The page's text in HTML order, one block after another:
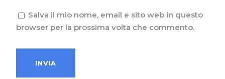
Salva il mio nome, email e sito web in questo
browser per la prossima volta che commento.